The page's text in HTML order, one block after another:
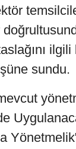
sundu.